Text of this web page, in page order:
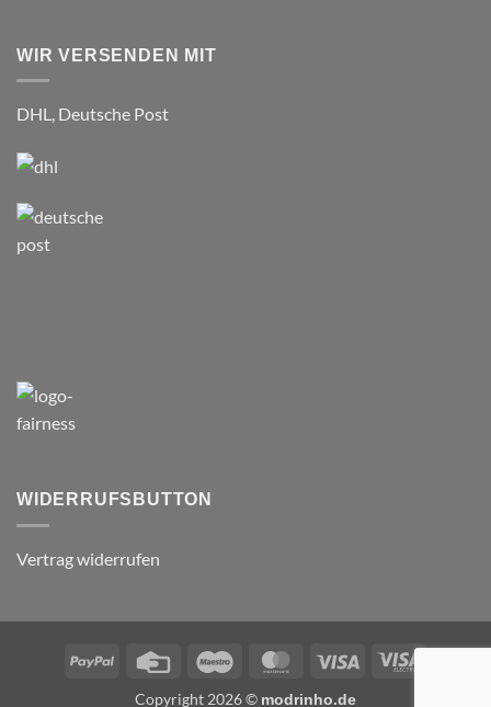
WIR VERSENDEN MIT
DHL, Deutsche Post
WIDERRUFSBUTTON
Vertrag widerrufen
PayPal
Credit
Maestro MasterCardVisa
Copyright 2026 © modrinho.de